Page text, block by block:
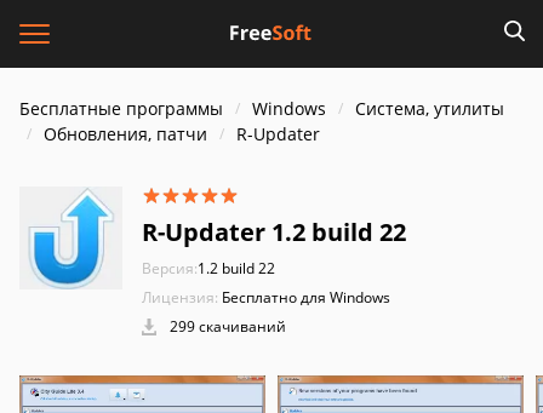
Бесплатные программы Windows
Система, утилиты
Обновления, патчи
R-Updater
R-Updater 1.2 build 22
Версия:1.2 build 22
Лицензия: Бесплатно для Windows
299 скачиваний